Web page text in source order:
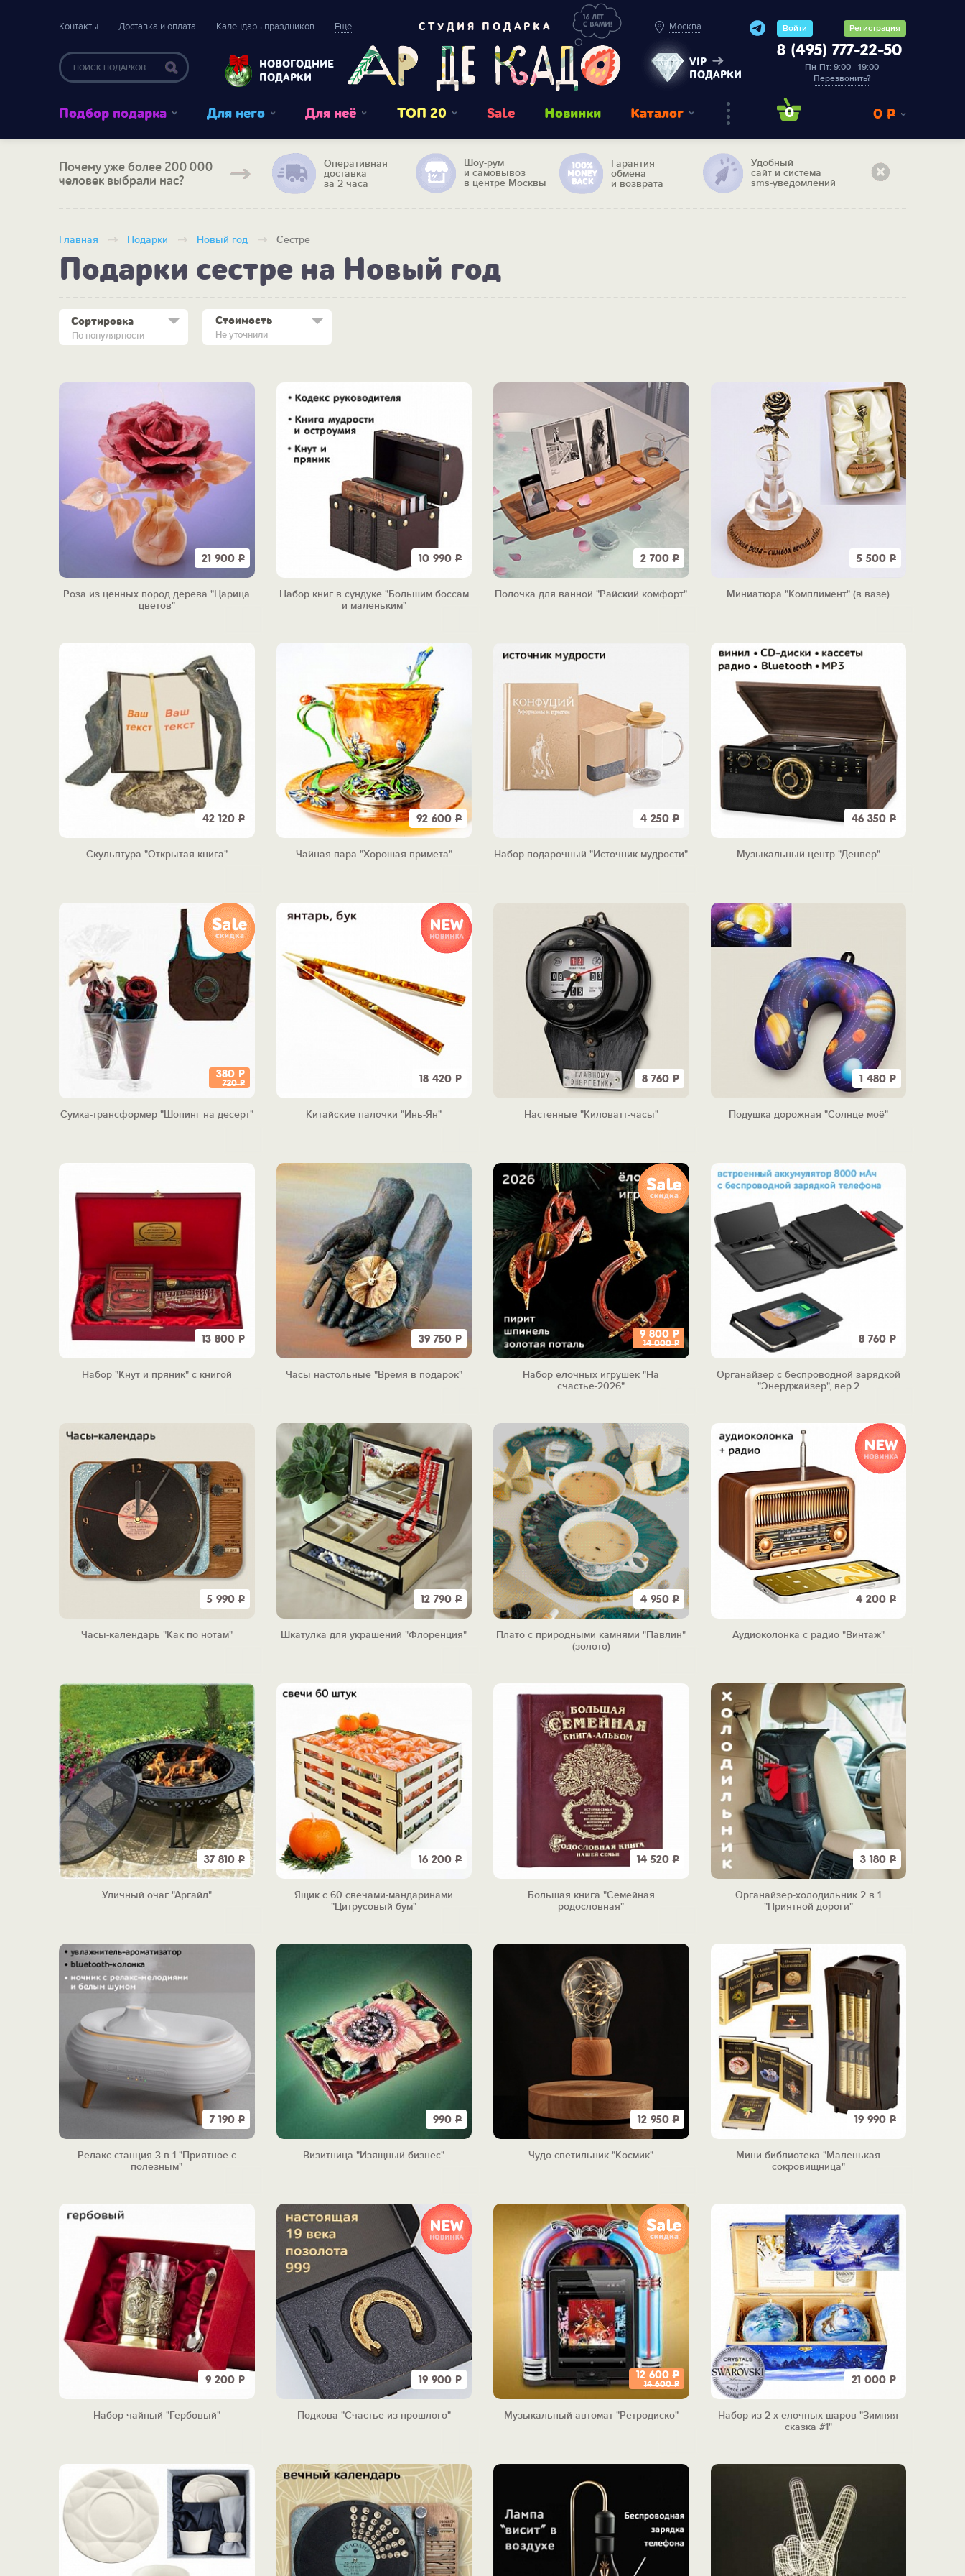
Контакты Доставка и оплата Календарь праздников Еще
НОВОГОДНИЕ
ПОДАРКИ
СТУДИЯ ПОДАРКА Москва
VIP
ПОДАРКИ
Войти Регистрация
8 (495) 777-22-50
Пн-Пт: 9:00 - 19:00
Перезвонить?
Подбор подарка Для него Для неё ТОП 20 Sale Новинки Каталог 0 0 Р
Почему уже более 200 000
человек выбрали нас?
Оперативная
доставка
за 2 часа
Шоу-рум
и самовывоз
в центре Москвы
Гарантия
обмена
и возврата
Удобный
сайт и система
sms-уведомлений
Главная Подарки Новый год Сестре
Подарки сестре на Новый год
По популярности
Сортировка Стоимость
Не уточнили
21 900Р
Роза из ценных пород дерева "Царица
цветов"
10 990 Р
Набор книг в сундуке "Большим боссам
и маленьким"
2 700Р
Полочка для ванной "Райский комфорт"
5 500 Р
Миниатюра "Комплимент" (в вазе)
42 120Р
Скульптура "Открытая книга"
92 600 Р
Чайная пара "Хорошая примета"
4 250Р
Набор подарочный "Источник мудрости"
46 350 Р
Музыкальный центр "Денвер"
380Р
720Р
Сумка-трансформер "Шопинг на десерт"
18 420 Р
Китайские палочки "Инь-Ян"
8 760Р
Настенные "Киловатт-часы"
1 480 Р
Подушка дорожная "Солнце моё"
13 800Р
Набор "Кнут и пряник" с книгой
39 750 Р
Часы настольные "Время в подарок"
9 800Р
14 000Р
Набор елочных игрушек "На
счастье-2026"
8 760 Р
Органайзер с беспроводной зарядкой
"Энерджайзер", вер.2
5 990Р
Часы-календарь "Как по нотам"
12 790 Р
Шкатулка для украшений "Флоренция"
4 950Р
Плато с природными камнями "Павлин"
(золото)
4 200 Р
Аудиоколонка с радио "Винтаж"
37 810Р
Уличный очаг "Аргайл"
16 200 Р
Ящик с 60 свечами-мандаринами
"Цитрусовый бум"
14 520Р
Большая книга "Семейная
родословная"
3 180 Р
Органайзер-холодильник 2 в 1
"Приятной дороги"
7 190Р
Релакс-станция 3 в 1 "Приятное с
полезным"
990 Р
Визитница "Изящный бизнес"
12 950Р
Чудо-светильник "Космик"
19 990 Р
Мини-библиотека "Маленькая
сокровищница"
9 200Р
Набор чайный "Гербовый"
19 900 Р
Подкова "Счастье из прошлого"
12 600Р
14 600Р
Музыкальный автомат "Ретродиско"
21 000 Р
Набор из 2-х елочных шаров "Зимняя
сказка #1"